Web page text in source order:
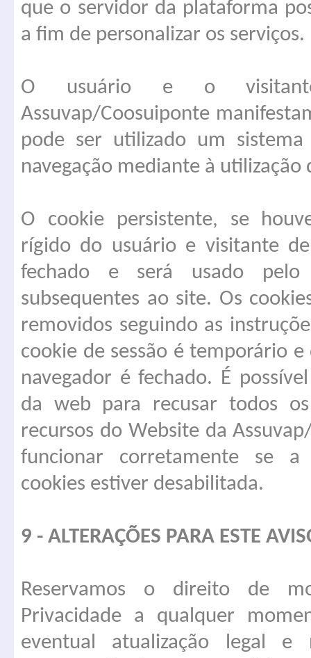
que o servidor da plataforma
a fim de personalizar os serviços.
O usuário e o
Assuvap/Coosuiponte
pode ser utilizado um
navegação mediante à utilização
O cookie persistente, se
rígido do usuário e visitante
fechado e será usado pelo
subsequentes ao site. Os
removidos seguindo as
cookie de sessão é temporário
navegador é fechado. É
da web para recusar todos
recursos do Website da
funcionar corretamente se a
cookies estiver desabilitada.
9 - ALTERAÇÕES PARA ESTE
Reservamos o direito de
Privacidade a qualquer
eventual atualização legal e